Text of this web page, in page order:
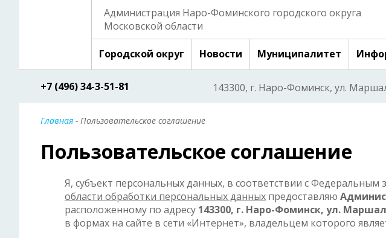
Администрация Наро-Фоминского городского округа
Московской области
Городской округ Новости Муниципалитет
+7 (496) 34-3-51-81 143300, г. Наро-Фоминск, ул.
Главная - Пользовательское соглашение
Пользовательское соглашение
Я, субъект персональных данных, в соответствии с
области обработки персональных данных предоставляю
расположенному по адресу 143300, г. Наро-Фоминск, ул.
в формах на сайте в сети «Интернет», владельцем которого